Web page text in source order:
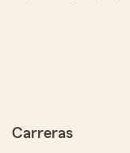
Carreras